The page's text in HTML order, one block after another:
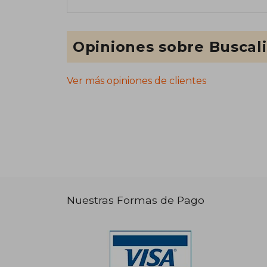
Opiniones sobre
Ver más opiniones de clientes
Nuestras Formas de Pago